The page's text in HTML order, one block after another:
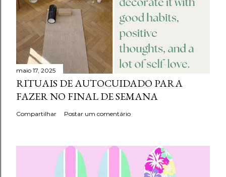
maio 17, 2025
RITUAIS DE AUTOCUIDADO PARA
FAZER NO FINAL DE SEMANA
Compartilhar Postar um comentário